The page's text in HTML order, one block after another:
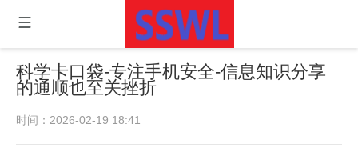
科学卡口袋-专注手机安全-信息知识分享
的通顺也至关挫折
时间：2026-02-19 18:41